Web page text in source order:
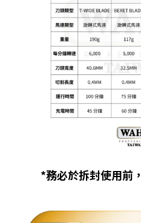
*務必於拆封使用前